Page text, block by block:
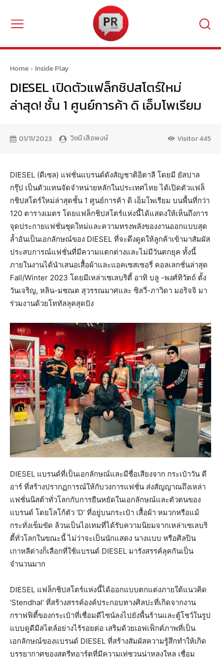
Home Inside Play
DIESEL เปิดตัวแฟล็กชิปสโตร์ใหม่
ล่าสุด! ชั้น 1 ศูนย์การค้า ดิ เอ็มโพเรียม
01/11/2023 วิชนี เสือพงษ์ Visitor445
DIESEL (ดีเซล) แฟชั่นแบรนด์ดังสัญชาติอิตาลี โดยมี ยัสปาล
กรุ๊ป เป็นตัวแทนจัดจำหน่ายหลักในประเทศไทย ได้เปิดตัวแฟล็
กชิปสโตร์ใหม่ล่าสุดชั้น 1 ศูนย์การค้า ดิ เอ็มโพเรียม บนพื้นที่กว่า
120 ตารางเมตร โดยแฟล็กชิปสโตร์แห่งนี้ได้แสดงให้เห็นถึงการ
จุดประกายแฟชั่นชุดใหม่และความทรงพลังของงานออกแบบสุด
ล้ำอันเป็นเอกลักษณ์ของ DIESEL ที่จะดึงดูดให้ลูกค้าเข้ามาสัมผัส
ประสบการณ์แฟชั่นที่มีความแตกต่างและไม่มีวันตกยุค ทั้งนี้
ภายในงานได้นำเสนอเสื้อผ้าและแอคเซสเซอรี่ คอลเลกชั่นล่าสุด
Fall/Winter 2023 โดยมีเหล่าเซเลบริตี้ อาทิ บลู -พงศ์ทิวัตถ์ ตั้ง
วันเจริญ, หลิน-มชณต สุวรรณมาศและ ซิลวี่-ภาวิดา มอริจจิ มา
ร่วมงานด้วยโททัลลุคสุดปัง
DIESEL แบรนด์ที่เป็นเอกลักษณ์และมีชื่อเสียงจาก กระเป๋าวัน ดี
อาร์ ที่สร้างปรากฏการณ์ให้กับวงการแฟชั่น ส่งสัญญาณถึงเหล่า
แฟชั่นนิสต้าทั่วโลกกับการยืนหยัดในเอกลักษณ์และตัวตนของ
แบรนด์ โดยโลโก้ตัว ‘D’ ที่อยู่บนกระเป๋า เสื้อผ้า หมวกหรือแม้
กระทั่งเข็มขัด ล้วนเป็นไอเทมที่ได้รับความนิยมจากเหล่าเซเลบริ
ตี้ทั่วโลกในขณะนี้ ไม่ว่าจะเป็นนักแสดง นางแบบ หรือศิลปิน
เกาหลีต่างก็เลือกที่ใช้แบรนด์ DIESEL มารังสรรค์ลุคกันเป็น
จำนวนมาก
DIESEL แฟล็กชิปสโตร์แห่งนี้ได้ออกแบบตกแต่งภายใต้แนวคิด
‘Stendhal’ ที่สร้างสรรค์องค์ประกอบทางศิลปะที่เกิดจากงาน
กราฟฟิตี้ของกระเป๋าที่เชื่อมดีไซน์ลงไปยังพื้นร้านและตู้โชว์ในรูป
แบบดูดีมีสไตล์อย่างไร้รอยต่อ เสริมด้วยเอฟเฟ็กต์ภาพที่เป็น
เอกลักษณ์ของแบรนด์ DIESEL ที่สร้างสัมผัสความรู้สึกทำให้เกิด
บรรยากาศของสตรีทอาร์ตที่มีความเท่ชวนน่าหลงใหล เชื่อม